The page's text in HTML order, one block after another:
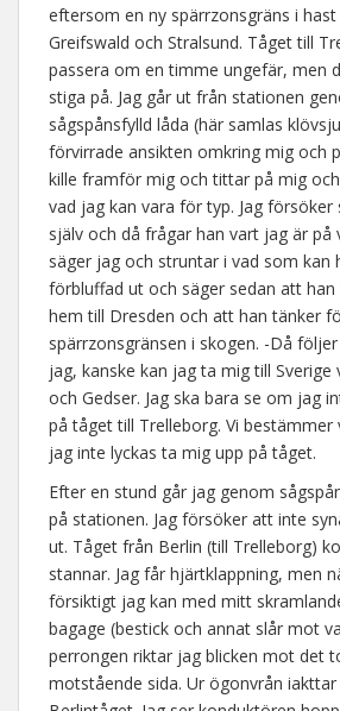
eftersom en ny spärrzonsgräns i
Greifswald och Stralsund. Tåget till
passera om en timme ungefär, men
stiga på. Jag går ut från stationen
sågspånsfylld låda (här samlas
förvirrade ansikten omkring mig och
kille framför mig och tittar på mig
vad jag kan vara för typ. Jag
själv och då frågar han vart jag är på
säger jag och struntar i vad som kan
förbluffad ut och säger sedan att
hem till Dresden och att han tänker
spärrzonsgränsen i skogen. -Då
jag, kanske kan jag ta mig till Sverige
och Gedser. Jag ska bara se om jag
på tåget till Trelleborg. Vi bestämmer
jag inte lyckas ta mig upp på tåget.
Efter en stund går jag genom
på stationen. Jag försöker att inte
ut. Tåget från Berlin (till Trelleborg)
stannar. Jag får hjärtklappning, men
försiktigt jag kan med mitt
bagage (bestick och annat slår mot
perrongen riktar jag blicken mot det
motstående sida. Ur ögonvrån iakttar